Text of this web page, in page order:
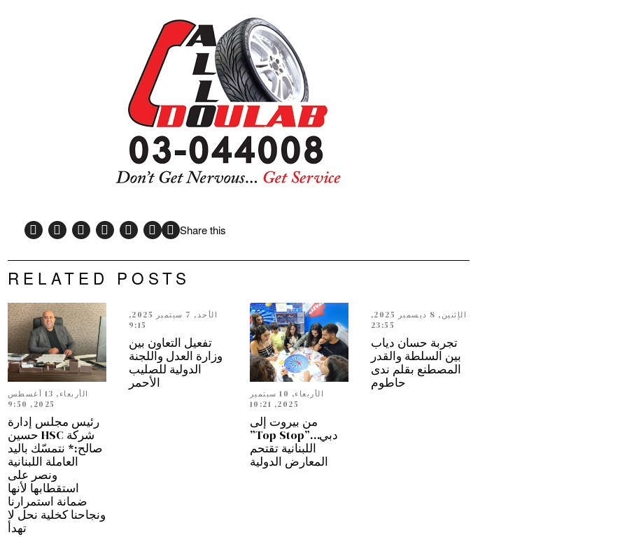
Share this
RELATED POSTS
الإثنين, 8 ديسمبر 2025,
23:55
تجربة حسان دياب
بين السلطة والقدر
المصطنع بقلم ندى
حاطوم
الأربعاء, 10 سبتمبر
2025, 10:21
من بيروت إلى
دبي…”Top Stop”
اللبنانية تقتحم
المعارض الدولية
الأحد, 7 سبتمبر 2025,
9:15
تفعيل التعاون بين
وزارة العدل واللجنة
الدولية للصليب
الأحمر
الأربعاء, 13 أغسطس
2025, 9:50
رئيس مجلس إدارة
شركة HSC حسين
صالح:* نتمسّك باليد
العاملة اللبنانية
ونصر على
استقطابها لأنها
ضمانة استمرارنا
ونجاحنا كخلية نحل لا
تهدأ